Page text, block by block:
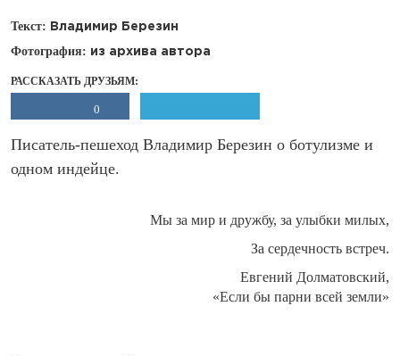
Текст: Владимир Березин
Фотография: из архива автора
РАССКАЗАТЬ ДРУЗЬЯМ:
0
Писатель-пешеход Владимир Березин о ботулизме и
одном индейце.
Мы за мир и дружбу, за улыбки милых,
За сердечность встреч.
Евгений Долматовский,
«Если бы парни всей земли»